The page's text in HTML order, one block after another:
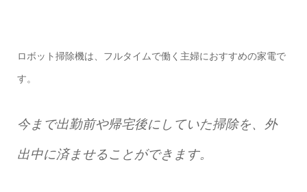
ロボット掃除機は、フルタイムで働く主婦におすすめの家電で
す。
今まで出勤前や帰宅後にしていた掃除を、外
出中に済ませることができます。